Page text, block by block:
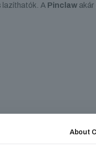
lazíthatók. A Pinclawakár
About